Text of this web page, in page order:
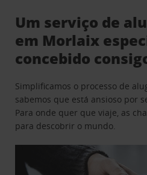
Um serviço de
em Morlaix
concebido
Simplificamos o processo de
sabemos que está ansioso por
Para onde quer que viaje, as
para descobrir o mundo.